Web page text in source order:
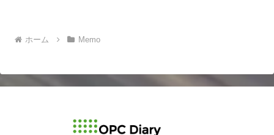
ホーム Memo